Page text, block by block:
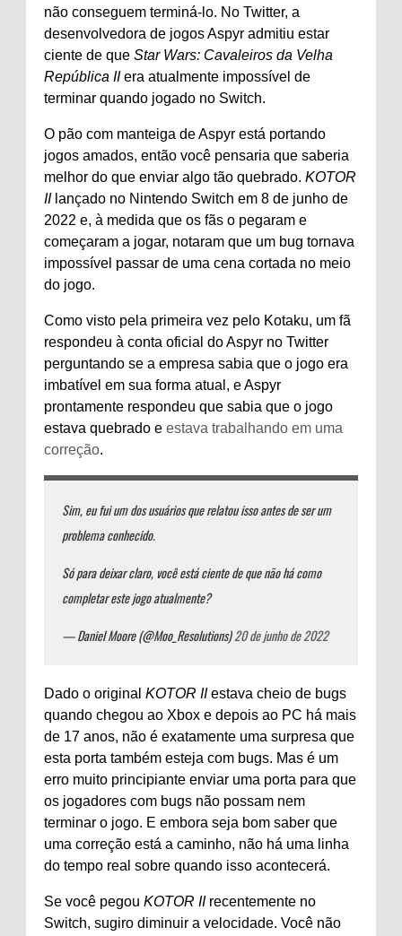
não conseguem terminá-lo. No Twitter, a
desenvolvedora de jogos Aspyr admitiu estar
ciente de que Star Wars: Cavaleiros da Velha
República IIera atualmente impossível de
terminar quando jogado no Switch.
O pão com manteiga de Aspyr está portando
jogos amados, então você pensaria que saberia
melhor do que enviar algo tão quebrado. KOTOR
II lançado no Nintendo Switch em 8 de junho de
2022 e, à medida que os fãs o pegaram e
começaram a jogar, notaram que um bug tornava
impossível passar de uma cena cortada no meio
do jogo.
Como visto pela primeira vez pelo Kotaku, um fã
respondeu à conta oficial do Aspyr no Twitter
perguntando se a empresa sabia que o jogo era
imbatível em sua forma atual, e Aspyr
prontamente respondeu que sabia que o jogo
estava quebrado e estava trabalhando em uma
correção.
Sim, eu fui um dos usuários que relatou isso antes de ser um
problema conhecido.
Só para deixar claro, você está ciente de que não há como
completar este jogo atualmente?
— Daniel Moore (@Moo_Resolutions)20 de junho de 2022
Dado o original KOTOR IIestava cheio de bugs
quando chegou ao Xbox e depois ao PC há mais
de 17 anos, não é exatamente uma surpresa que
esta porta também esteja com bugs. Mas é um
erro muito principiante enviar uma porta para que
os jogadores com bugs não possam nem
terminar o jogo. E embora seja bom saber que
uma correção está a caminho, não há uma linha
do tempo real sobre quando isso acontecerá.
Se você pegou KOTOR IIrecentemente no
Switch, sugiro diminuir a velocidade. Você não